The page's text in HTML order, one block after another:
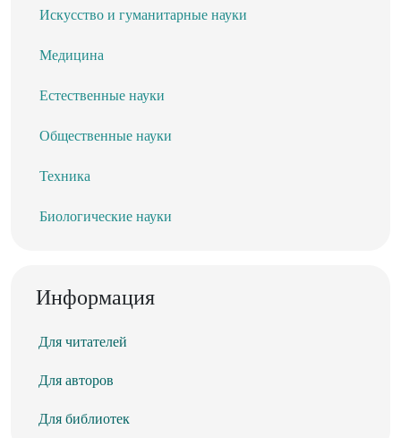
Искусство и гуманитарные науки
Медицина
Естественные науки
Общественные науки
Техника
Биологические науки
Информация
Для читателей
Для авторов
Для библиотек